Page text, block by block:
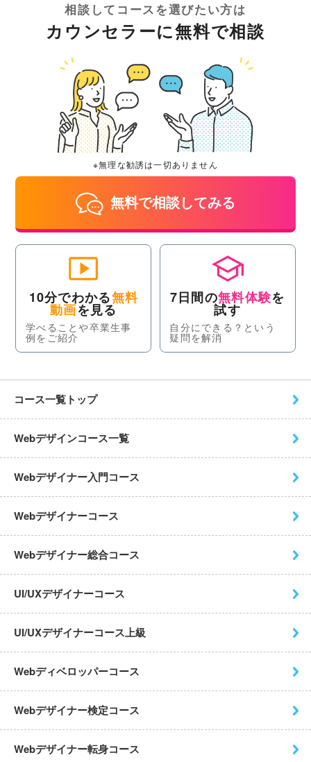
相談してコースを選びたい方は
カウンセラーに無料で相談
※無理な勧誘は一切ありません
無料で相談してみる
10分でわかる無料
動画を見る
学べることや卒業生事
例をご紹介
7日間の無料体験を
試す
自分にできる？という
疑問を解消
コース一覧トップ
Webデザインコース一覧
Webデザイナー入門コース
Webデザイナーコース
Webデザイナー総合コース
UI/UXデザイナーコース
UI/UXデザイナーコース上級
Webディベロッパーコース
Webデザイナー検定コース
Webデザイナー転身コース